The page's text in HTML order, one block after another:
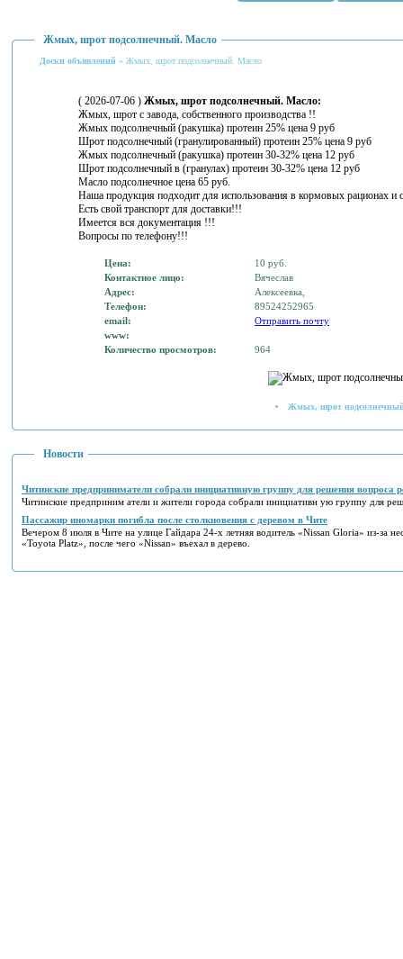
Жмых, шрот подсолнечный. Масло
Доски объявлений » Жмых, шрот подсолнечный. Масло
( 2026-07-06 ) Жмых, шрот подсолнечный. Масло:
Жмых, шрот с завода, собственного производства !!
Жмых подсолнечный (ракушка) протеин 25% цена 9 руб
Шрот подсолнечный (гранулированный) протеин 25% цена 9 руб
Жмых подсолнечный (ракушка) протеин 30-32% цена 12 руб
Шрот подсолнечный в (гранулах) протеин 30-32% цена 12 руб
Масло подсолнечное цена 65 руб.
Наша продукция подходит для использования в кормовых рационах и
Есть свой транспорт для доставки!!!
Имеется вся документация !!!
Вопросы по телефону!!!
Цена:
10 руб.
Контактное лицо:
Вячеслав
Адрес:
Алексеевка,
Телефон:
89524252965
email:
Отправить почту
www:
Количество просмотров:
964
Жмых, шрот
Новости
Читинские предприниматели собрали инициативную группу для решения вопроса
Читинские предприним атели и жители города собрали инициативн ую группу для
Пассажир иномарки погибла после столкновения с деревом в Чите
Вечером 8 июля в Чите на улице Гайдара 24-х летняя водитель «Nissan Gloria» из-за
«Toyota Platz», после чего «Nissan» въехал в дерево.